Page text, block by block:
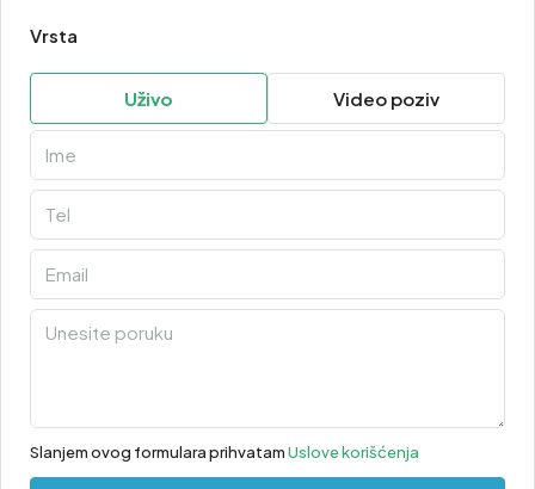
Vrsta
Uživo Video poziv
Slanjem ovog formulara prihvatamUslove korišćenja